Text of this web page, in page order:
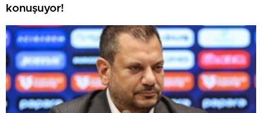
konuşuyor!